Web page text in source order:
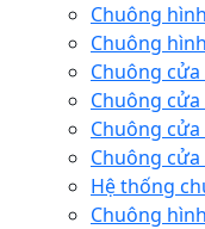
Chuông
Chuông
Chuông
Chuông
Chuông cửa
Chuông
Hệ thống
Chuông